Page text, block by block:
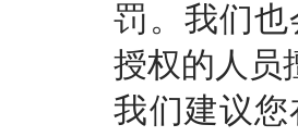
罚。我们
授权的人员
我们建议